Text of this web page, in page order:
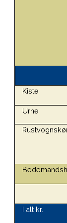
Kiste
Urne
I alt kr.